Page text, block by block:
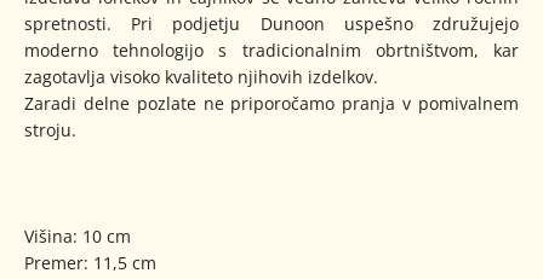
spretnosti. Pri podjetju Dunoon uspešno združujejo
moderno tehnologijo s tradicionalnim obrtništvom, kar
zagotavlja visoko kvaliteto njihovih izdelkov.
Zaradi delne pozlate ne priporočamo pranja v pomivalnem
stroju.
Višina: 10 cm
Premer: 11,5 cm